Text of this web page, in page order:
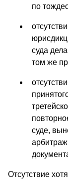
по
суда
том же
суде,
Отсутствие